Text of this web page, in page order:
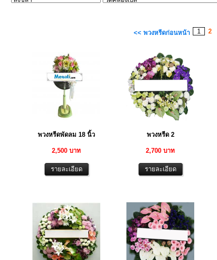
<< พวงหรีดก่อนหน้า 1 2
พวงหรีดพัดลม 18 นิ้ว
2,500 บาท
พวงหรีด 2
2,700 บาท